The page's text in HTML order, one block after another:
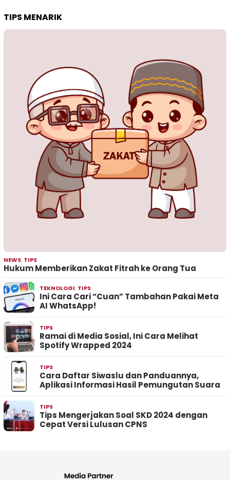
TIPS MENARIK
NEWS, TIPS
Hukum Memberikan Zakat Fitrah ke Orang Tua
TEKNOLOGI, TIPS
Ini Cara Cari “Cuan” Tambahan Pakai Meta
AI WhatsApp!
TIPS
Ramai di Media Sosial, Ini Cara Melihat
Spotify Wrapped 2024
TIPS
Cara Daftar Siwaslu dan Panduannya,
Aplikasi Informasi Hasil Pemungutan Suara
TIPS
Tips Mengerjakan Soal SKD 2024 dengan
Cepat Versi Lulusan CPNS